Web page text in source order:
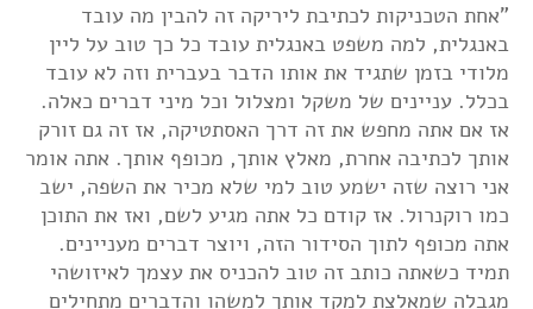
"אחת הטכניקות לכתיבת ליריקה זה להבין מה עובד
באנגלית, למה משפט באנגלית עובד כל כך טוב על ליין
מלודי בזמן שתגיד את אותו הדבר בעברית וזה לא עובד
בכלל. עניינים של משקל ומצלול וכל מיני דברים כאלה.
אז אם אתה מחפש את זה דרך האסתטיקה, אז זה גם זורק
אותך לכתיבה אחרת, מאלץ אותך, מכופף אותך. אתה אומר
אני רוצה שזה ישמע טוב למי שלא מכיר את השפה, ישב
כמו רוקנרול. אז קודם כל אתה מגיע לשם, ואז את התוכן
אתה מכופף לתוך הסידור הזה, ויוצר דברים מעניינים.
תמיד כשאתה כותב זה טוב להכניס את עצמך לאיזושהי
מגבלה שמאלצת למקד אותך למשהו והדברים מתחילים